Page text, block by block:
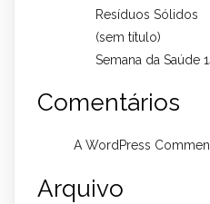
Resíduos Sólidos
(sem título)
Semana da Saúde
Comentários
A WordPress
Arquivo